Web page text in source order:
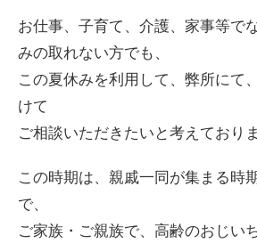
お仕事、子育て、介護、家事等で
みの取れない方でも、
この夏休みを利用して、弊所にて
けて
ご相談いただきたいと考えておりま
この時期は、親戚一同が集まる時
で、
ご家族・ご親族で、高齢のおじい